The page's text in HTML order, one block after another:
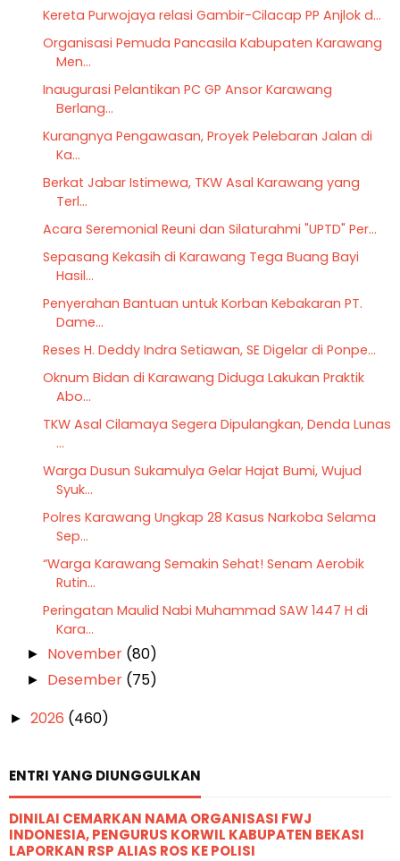
Kereta Purwojaya relasi Gambir-Cilacap PP Anjlok d...
Organisasi Pemuda Pancasila Kabupaten Karawang
Men...
Inaugurasi Pelantikan PC GP Ansor Karawang
Berlang...
Kurangnya Pengawasan, Proyek Pelebaran Jalan di
Ka...
Berkat Jabar Istimewa, TKW Asal Karawang yang
Terl...
Acara Seremonial Reuni dan Silaturahmi "UPTD" Per...
Sepasang Kekasih di Karawang Tega Buang Bayi
Hasil...
Penyerahan Bantuan untuk Korban Kebakaran PT.
Dame...
Reses H. Deddy Indra Setiawan, SE Digelar di Ponpe...
Oknum Bidan di Karawang Diduga Lakukan Praktik
Abo...
TKW Asal Cilamaya Segera Dipulangkan, Denda Lunas
...
Warga Dusun Sukamulya Gelar Hajat Bumi, Wujud
Syuk...
Polres Karawang Ungkap 28 Kasus Narkoba Selama
Sep...
“Warga Karawang Semakin Sehat! Senam Aerobik
Rutin...
Peringatan Maulid Nabi Muhammad SAW 1447 H di
Kara...
► November (80)
► Desember (75)
► 2026 (460)
ENTRI YANG DIUNGGULKAN
DINILAI CEMARKAN NAMA ORGANISASI FWJ
INDONESIA, PENGURUS KORWIL KABUPATEN BEKASI
LAPORKAN RSP ALIAS ROS KE POLISI